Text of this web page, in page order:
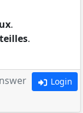
.
.
Login